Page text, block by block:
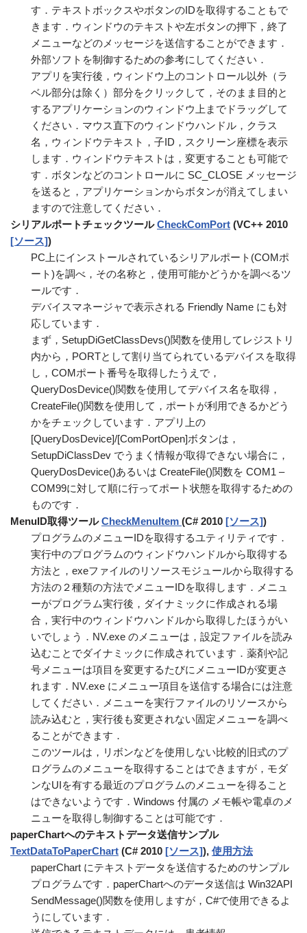
す．テキストボックスやボタンのIDを取得することもで
きます．ウィンドウのテキストや左ボタンの押下，終了
メニューなどのメッセージを送信することができます．
外部ソフトを制御するための参考にしてください．
アプリを実行後，ウィンドウ上のコントロール以外（ラ
ベル部分は除く）部分をクリックして，そのまま目的と
するアプリケーションのウィンドウ上までドラッグして
ください．マウス直下のウィンドウハンドル，クラス
名，ウィンドウテキスト，子ID，スクリーン座標を表示
します．ウィンドウテキストは，変更することも可能で
す．ボタンなどのコントロールに SC_CLOSE メッセージ
を送ると，アプリケーションからボタンが消えてしまい
ますので注意してください．
シリアルポートチェックツールCheckComPort (VC++ 2010
[ソース])
PC上にインストールされているシリアルポート(COMポ
ート)を調べ，その名称と，使用可能かどうかを調べるツ
ールです．
デバイスマネージャで表示される Friendly Name にも対
応しています．
まず，SetupDiGetClassDevs()関数を使用してレジストリ
内から，PORTとして割り当てられているデバイスを取得
し，COMポート番号を取得したうえで，
QueryDosDevice()関数を使用してデバイス名を取得，
CreateFile()関数を使用して，ポートが利用できるかどう
かをチェックしています．アプリ上の
[QueryDosDevice]/[ComPortOpen]ボタンは，
SetupDiClassDev でうまく情報が取得できない場合に，
QueryDosDevice()あるいは CreateFile()関数を COM1 –
COM99に対して順に行ってポート状態を取得するための
ものです．
MenuID取得ツールCheckMenuItem (C# 2010 [ソース])
プログラムのメニューIDを取得するユティリティです．
実行中のプログラムのウィンドウハンドルから取得する
方法と，exeファイルのリソースモジュールから取得する
方法の２種類の方法でメニューIDを取得します．メニュ
ーがプログラム実行後，ダイナミックに作成される場
合，実行中のウィンドウハンドルから取得したほうがい
いでしょう．NV.exe のメニューは，設定ファイルを読み
込むことでダイナミックに作成されています．薬剤や記
号メニューは項目を変更するたびにメニューIDが変更さ
れます．NV.exe にメニュー項目を送信する場合には注意
してください．メニューを実行ファイルのリソースから
読み込むと，実行後も変更されない固定メニューを調べ
ることができます．
このツールは，リボンなどを使用しない比較的旧式のプ
ログラムのメニューを取得することはできますが，モダ
ンなUIを有する最近のプログラムのメニューを得ること
はできないようです．Windows 付属の メモ帳や電卓のメ
ニューを取得し制御することは可能です．
paperChartへのテキストデータ送信サンプル
TextDataToPaperChart (C# 2010 [ソース]), 使用方法
paperChart にテキストデータを送信するためのサンプル
プログラムです．paperChartへのデータ送信は Win32API
SendMessage()関数を使用しますが，C#で使用できるよ
うにしています．